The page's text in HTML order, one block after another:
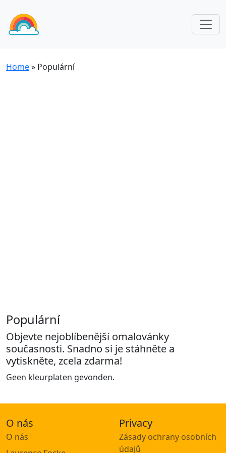
Home» Populární
Populární
Objevte nejoblíbenější omalovánky
současnosti. Snadno si je stáhněte a
vytiskněte, zcela zdarma!
Geen kleurplaten gevonden.
O nás
O nás
Privacy
Zásady ochrany osobních
údajů